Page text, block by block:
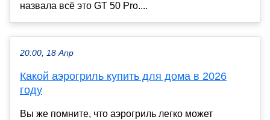
назвала всё это GT 50 Pro....
20:00, 18 Апр
Какой аэрогриль купить для дома в 2026
году
Вы же помните, что аэрогриль легко может